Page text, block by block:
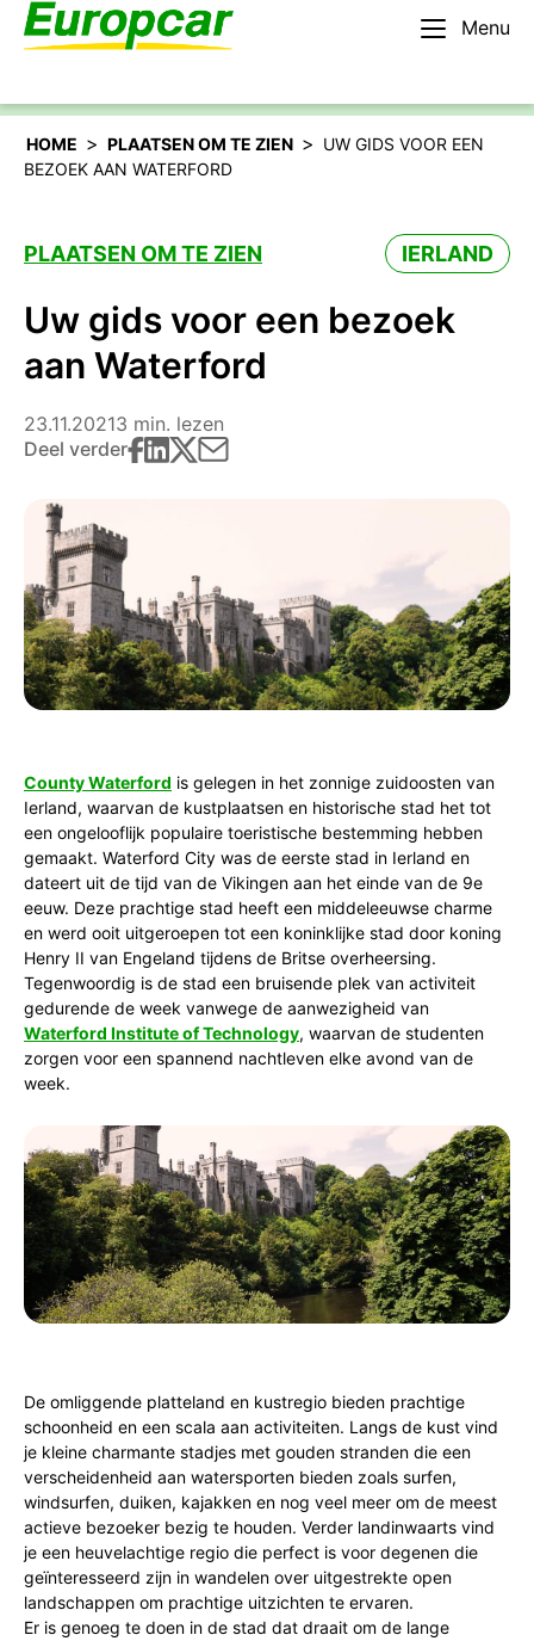
Menu
Nederlands – BE
HOME > PLAATSEN OM TE ZIEN > UW GIDS VOOR EEN
BEZOEK AAN WATERFORD
PLAATSEN OM TE ZIEN IERLAND
Uw gids voor een bezoek
aan Waterford
23.11.20213 min. lezen
Deel verder
County Waterford is gelegen in het zonnige zuidoosten van
Ierland, waarvan de kustplaatsen en historische stad het tot
een ongelooflijk populaire toeristische bestemming hebben
gemaakt. Waterford City was de eerste stad in Ierland en
dateert uit de tijd van de Vikingen aan het einde van de 9e
eeuw. Deze prachtige stad heeft een middeleeuwse charme
en werd ooit uitgeroepen tot een koninklijke stad door koning
Henry II van Engeland tijdens de Britse overheersing.
Tegenwoordig is de stad een bruisende plek van activiteit
gedurende de week vanwege de aanwezigheid van
Waterford Institute of Technology, waarvan de studenten
zorgen voor een spannend nachtleven elke avond van de
week.
De omliggende platteland en kustregio bieden prachtige
schoonheid en een scala aan activiteiten. Langs de kust vind
je kleine charmante stadjes met gouden stranden die een
verscheidenheid aan watersporten bieden zoals surfen,
windsurfen, duiken, kajakken en nog veel meer om de meest
actieve bezoeker bezig te houden. Verder landinwaarts vind
je een heuvelachtige regio die perfect is voor degenen die
geïnteresseerd zijn in wandelen over uitgestrekte open
landschappen om prachtige uitzichten te ervaren.
Er is genoeg te doen in de stad dat draait om de lange